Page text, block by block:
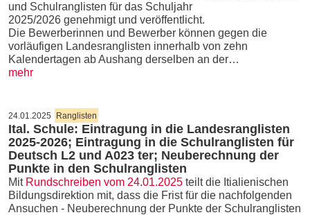
und Schulranglisten für das Schuljahr
2025/2026 genehmigt und veröffentlicht.
Die Bewerberinnen und Bewerber können gegen die
vorläufigen Landesranglisten innerhalb von zehn
Kalendertagen ab Aushang derselben an der…
mehr
24.01.2025 Ranglisten
Ital. Schule: Eintragung in die Landesranglisten
2025-2026; Eintragung in die Schulranglisten für
Deutsch L2 und A023 ter; Neuberechnung der
Punkte in den Schulranglisten
Mit Rundschreiben vom 24.01.2025 teilt die Itialienischen
Bildungsdirektion mit, dass die Frist für die nachfolgenden
Ansuchen - Neuberechnung der Punkte der Schulranglisten